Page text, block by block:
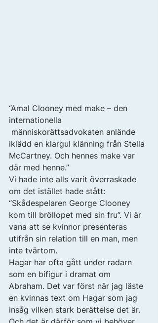
“Amal Clooney med make – den
internationella
människorättsadvokaten anlände
iklädd en klargul klänning från Stella
McCartney. Och hennes make var
där med henne.”
Vi hade inte alls varit överraskade
om det istället hade stått:
“Skådespelaren George Clooney
kom till bröllopet med sin fru”. Vi är
vana att se kvinnor presenteras
utifrån sin relation till en man, men
inte tvärtom.
Hagar har ofta gått under radarn
som en bifigur i dramat om
Abraham. Det var först när jag läste
en kvinnas text om Hagar som jag
insåg vilken stark berättelse det är.